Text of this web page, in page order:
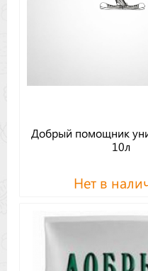
Добрый помощник
10л
Нет в